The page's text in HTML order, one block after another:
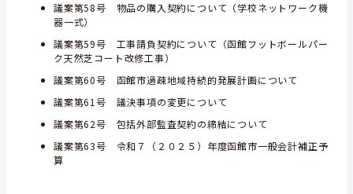
議案第58号 物品の購入契約について（学校ネットワーク機
器一式）
議案第59号 工事請負契約について（函館フットボールパー
ク天然芝コート改修工事）
議案第60号 函館市過疎地域持続的発展計画について
議案第61号 議決事項の変更について
議案第62号 包括外部監査契約の締結について
議案第63号 令和７（２０２５）年度函館市一般会計補正予
算